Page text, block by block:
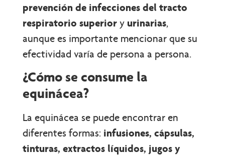
prevención de infecciones del tracto
respiratorio superiory urinarias,
aunque es importante mencionar que su
efectividad varía de persona a persona.
¿Cómo se consume la
equinácea?
La equinácea se puede encontrar en
diferentes formas: infusiones, cápsulas,
tinturas, extractos líquidos, jugos y